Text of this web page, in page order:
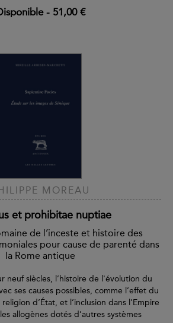
- 51,00 €
MOREAU
et prohibitae nuptiae
de l’inceste et histoire des
pour cause de parenté dans
la Rome antique
neuf siècles, l’histoire de l'évolution du
ses causes possibles, comme l’effet du
d’État, et l’inclusion dans l’Empire
allogènes dotés d’autres systèmes